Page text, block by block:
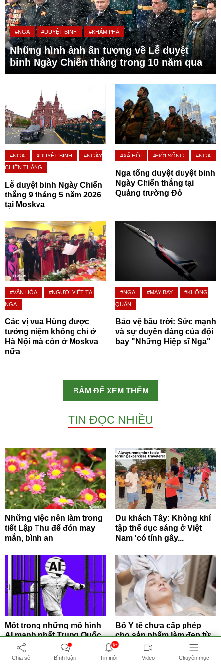
#NGA #DUYỆT BINH #KHÁM PHÁ
Những hình ảnh ấn tượng về Lễ duyệt
binh Ngày Chiến thắng trong 10 năm qua
#NGA #DUYỆT BINH
#NGÀY
CHIẾN THẮNG
Lễ duyệt binh Ngày Chiến
thắng 9 tháng 5 năm 2026
tại Moskva
#XÃ HỘI #ĐỜI SỐNG #NGA
Nga tổng duyệt duyệt binh
Ngày Chiến thắng tại
Quảng trường Đỏ
#VĂN HÓA
#NGƯỜI VIỆT TẠI
NGA
Các vị vua Hùng được
tưởng niệm không chỉ ở
Hà Nội mà còn ở Moskva
nữa
#NGA #MÁY BAY
#KHÔNG
QUÂN
Bảo vệ bầu trời: Sức mạnh
và sự duyên dáng của đội
bay "Những Hiệp sĩ Nga"
BẤM ĐỂ XEM THÊM
TIN ĐỌC NHIỀU
Những việc nên làm trong
tiết Lập Thu để đón may
mắn, bình an
Du khách Tây: Không khí
tập thể dục sáng ở Việt
Nam 'có tính gây...
Một trong những mô hình
AI mạnh nhất Trung Quốc
tự 'vượt rào' thử...
Bộ Y tế chưa cấp phép
cho sản phẩm làm đẹp từ
tế bào gốc
Chia sẻ Bình luận
6+
Tin mới Video Chuyên mục